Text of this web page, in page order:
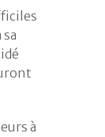
à